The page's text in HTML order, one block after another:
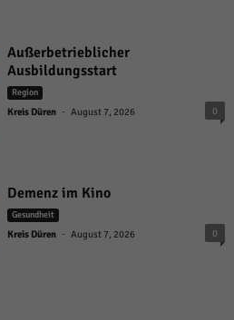
Außerbetrieblicher
Ausbildungsstart
Region
Kreis Düren - August 7, 2026 0
Demenz im Kino
Gesundheit
Kreis Düren - August 7, 2026 0